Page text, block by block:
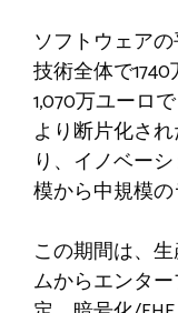
ソフトウェア
技術全体で
1,070万ユーロ
より断片化さ
り、イノベー
模から中規模の
この期間は、
ムからエンタ